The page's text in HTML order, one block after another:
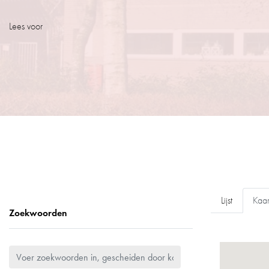
Lees voor
Zoekwoorden
Lijst